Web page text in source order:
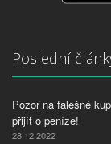
Poslední
Pozor na falešné
přijít o peníze!
28.12.2022